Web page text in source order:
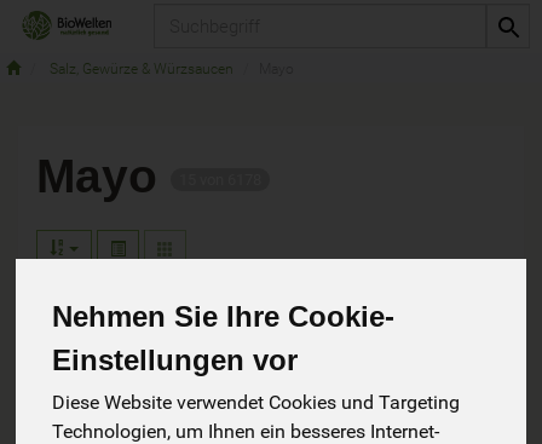
Nehmen Sie Ihre Cookie-
Einstellungen vor
Diese Website verwendet Cookies und Targeting
Technologien, um Ihnen ein besseres Internet-
Salz, Gewürze & Würzsaucen
Mayo
Hersteller Ernährung